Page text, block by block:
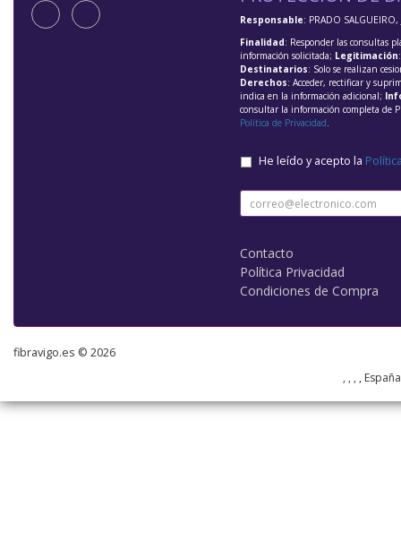
Responsable: PRADO SALGUEIRO,
Finalidad: Responder las consultas
información solicitada; Legitimación
Destinatarios: Solo se realizan
Derechos: Acceder, rectificar y
indica en la información adicional;
consultar la información completa de
Política de Privacidad.
He leído y acepto la
Contacto
Política Privacidad
Condiciones de Compra
fibravigo.es © 2026
, , , ,